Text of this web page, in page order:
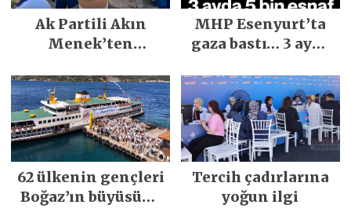
Ak Partili Akın
Menek’ten
heyelan sonrası
kritik uyarı
MHP Esenyurt’ta
gaza bastı… 3 ayda
edildi
62 ülkenin gençleri
Boğaz’ın büyüsüne
Tercih çadırlarına
yoğun ilgi